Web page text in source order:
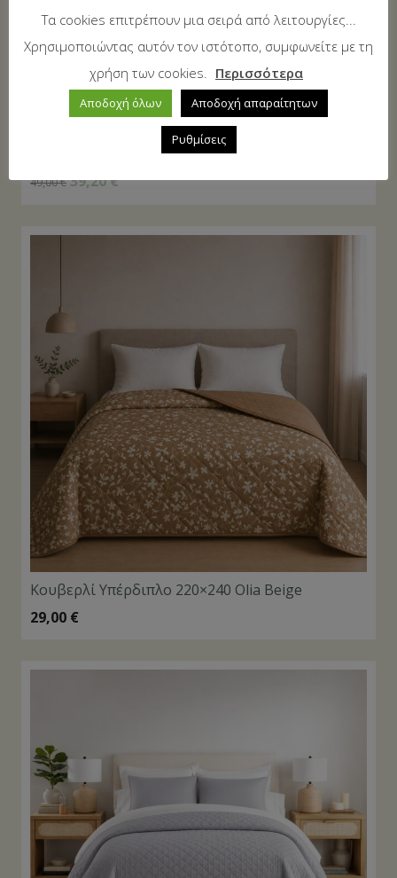
Κουβερλι Υπέρδιπλα 220×240 Stripe Dusty Rose
49,00€ 39,20€
Κουβερλί Υπέρδιπλο 220×240 Olia Beige
29,00 €
Τα cookies επιτρέπουν μια σειρά από λειτουργίες...
Χρησιμοποιώντας αυτόν τον ιστότοπο, συμφωνείτε με τη
χρήση των cookies.
Περισσότερα
Αποδοχή όλων Αποδοχή απαραίτητων
Ρυθμίσεις